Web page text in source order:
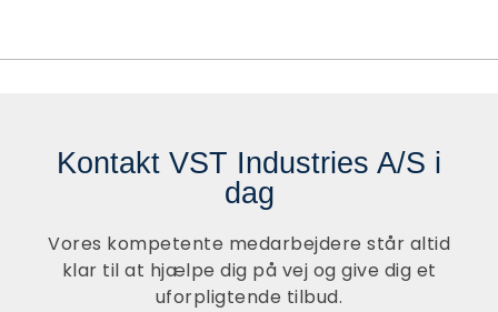
Kontakt VST Industries A/S i
dag
Vores kompetente medarbejdere står altid
klar til at hjælpe dig på vej og give dig et
uforpligtende tilbud.